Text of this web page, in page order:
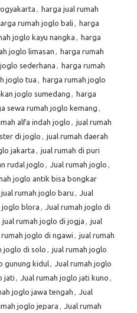
, harga jual rumah
rumah joglo bali , harga
joglo kayu nangka , harga
joglo limasan , harga rumah
sederhana , harga rumah
joglo tua , harga rumah joglo
joglo sumedang , harga
sewa rumah joglo kemang ,
alfa indah joglo , jual rumah
di joglo , jual rumah daerah
jakarta , jual rumah di puri
rudal joglo , Jual rumah joglo ,
joglo antik bisa bongkar
jual rumah joglo baru , Jual
joglo blora , Jual rumah joglo di
jual rumah joglo di jogja , jual
rumah joglo di ngawi , jual rumah
joglo di solo , jual rumah joglo
gunung kidul, Jual rumah joglo
jati , Jual rumah joglo jati kuno ,
joglo jawa tengah , Jual
joglo jepara , Jual rumah